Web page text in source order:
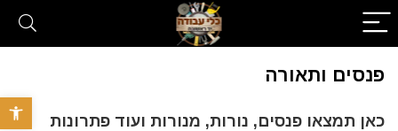
פתח
פנסים ותאורה
כאן תמצאו פנסים, נורות, מנורות ועוד פתרונות